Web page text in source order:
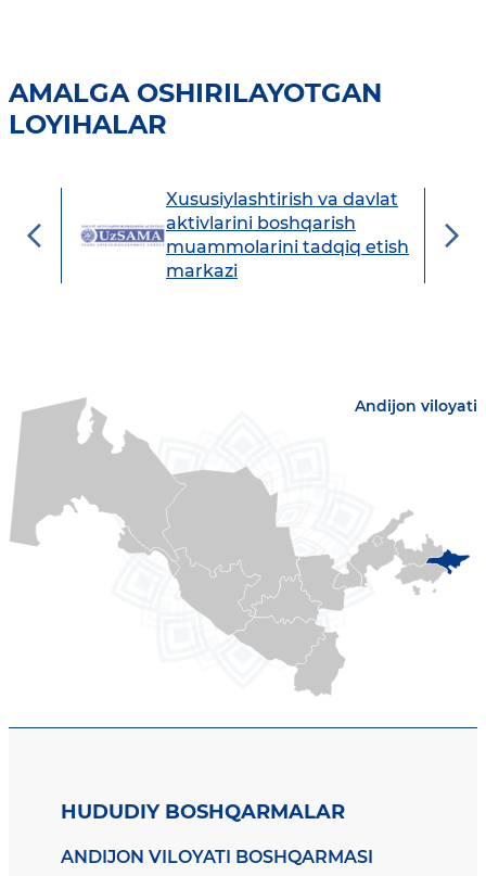
AMALGA OSHIRILAYOTGAN
LOYIHALAR
Xususiylashtirish va davlat
aktivlarini boshqarish
muammolarini tadqiq etish
markazi
Andijon viloyati
HUDUDIY BOSHQARMALAR
ANDIJON VILOYATI BOSHQARMASI